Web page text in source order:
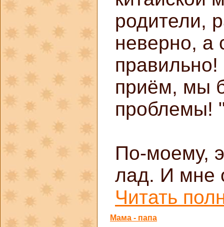
родители,
неверно, а
приём, мы
проблемы!
По-моему,
лад. И мне
Читать
Мама - папа